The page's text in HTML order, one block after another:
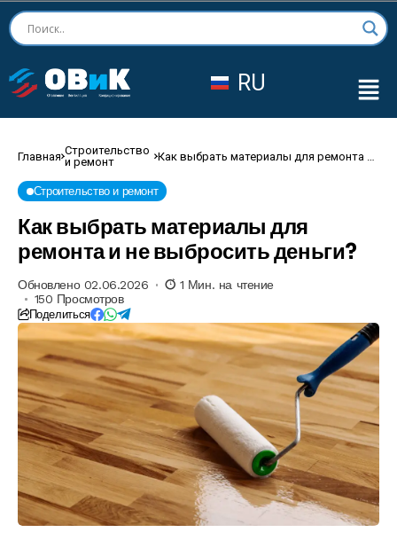
RU
Главная Строительство
и ремонт
Как выбрать материалы для ремонта и
Строительство и ремонт
Как выбрать материалы для
ремонта и не выбросить деньги?
Обновлено 02.06.2026
1 Мин. на чтение
150 Просмотров
Поделиться